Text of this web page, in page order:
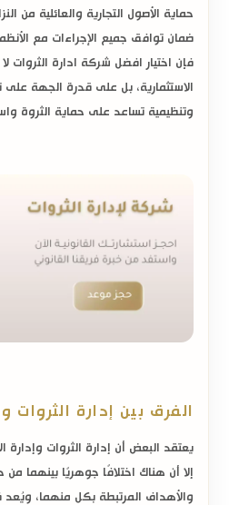
حماية الأصول التجارية والعائلية من
ضمان توافق جميع الإجراءات مع
فإن اختيار افضل شركة ادارة الثروات
الاستثمارية، بل على قدرة الجهة على
وتنظيمية تساعد على حماية الثروة
الفرق بين إدارة الثروات
يعتقد البعض أن إدارة الثروات وإدارة
إلا أن هناك اختلافًا جوهريًا بينهما
والأهداف المرتبطة بكل منهما،